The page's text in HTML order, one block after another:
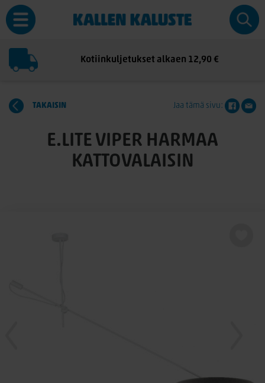
Kotiinkuljetukset alkaen 12,90 €
TAKAISIN Jaa tämä sivu:
E.LITE VIPER HARMAA
KATTOVALAISIN